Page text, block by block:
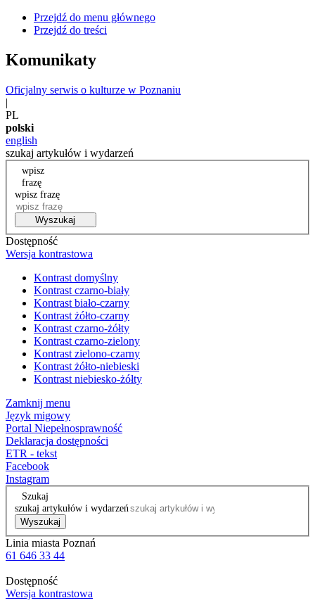
Przejdź do menu głównego
Przejdź do treści
Komunikaty
Oficjalny serwis o kulturze w Poznaniu
|
PL
polski
english
szukaj artykułów i wydarzeń
wpisz
frazę
wpisz frazę
Wyszukaj
Dostępność
Wersja kontrastowa
Kontrast domyślny
Kontrast czarno-biały
Kontrast biało-czarny
Kontrast żółto-czarny
Kontrast czarno-żółty
Kontrast czarno-zielony
Kontrast zielono-czarny
Kontrast żółto-niebieski
Kontrast niebiesko-żółty
Zamknij menu
Język migowy
Portal Niepełnosprawność
Deklaracja dostępności
ETR - tekst
Facebook
Instagram
Szukaj
szukaj artykułów i wydarzeń
Wyszukaj
Linia miasta Poznań
61 646 33 44
Dostępność
Wersja kontrastowa